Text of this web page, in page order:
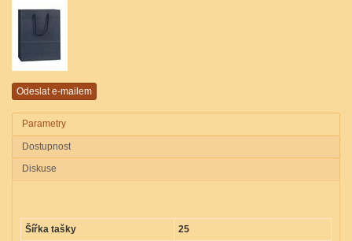
Parametry
Dostupnost
Diskuse
Šířka tašky
25